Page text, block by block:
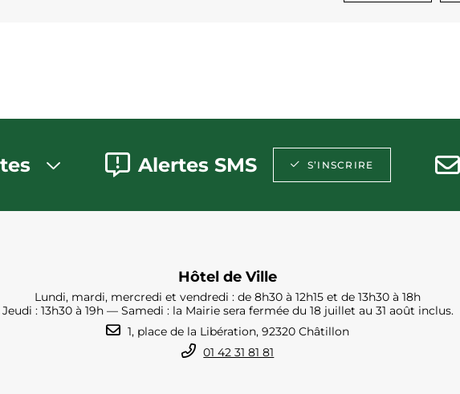
Alertes SMS S’INSCRIRE
Hôtel de Ville
Lundi, mardi, mercredi et vendredi : de 8h30 à 12h15 et de 13h30 à 18h
Jeudi : 13h30 à 19h — Samedi : la Mairie sera fermée du 18 juillet au 31 août inclus.
1, place de la Libération, 92320 Châtillon
01 42 31 81 81